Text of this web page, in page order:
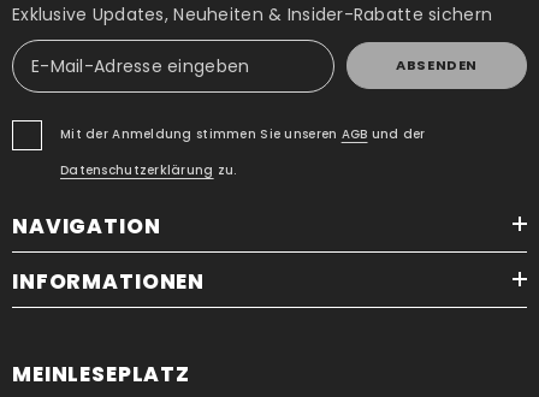
Exklusive Updates, Neuheiten & Insider-Rabatte sichern
ABSENDEN
Mit der Anmeldung stimmen Sie unseren AGB und der
Datenschutzerklärung zu.
NAVIGATION
INFORMATIONEN
MEINLESEPLATZ